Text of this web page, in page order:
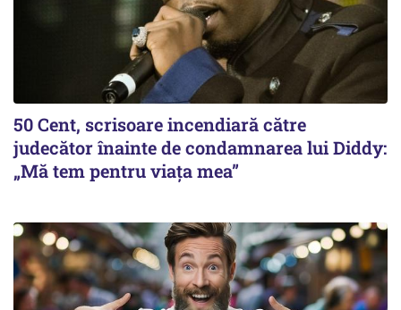
50 Cent, scrisoare incendiară către
judecător înainte de condamnarea lui Diddy:
„Mă tem pentru viața mea”